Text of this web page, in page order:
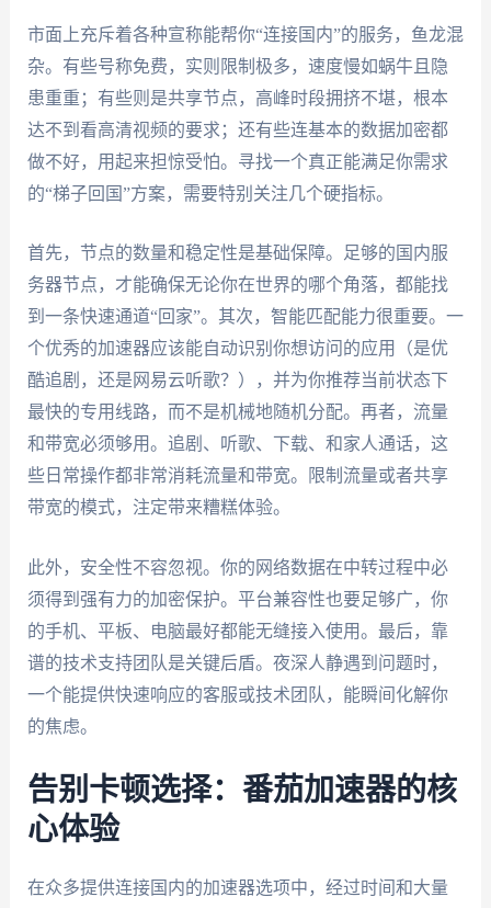
市面上充斥着各种宣称能帮你“连接国内”的服务，鱼龙混
杂。有些号称免费，实则限制极多，速度慢如蜗牛且隐
患重重；有些则是共享节点，高峰时段拥挤不堪，根本
达不到看高清视频的要求；还有些连基本的数据加密都
做不好，用起来担惊受怕。寻找一个真正能满足你需求
的“梯子回国”方案，需要特别关注几个硬指标。
首先，节点的数量和稳定性是基础保障。足够的国内服
务器节点，才能确保无论你在世界的哪个角落，都能找
到一条快速通道“回家”。其次，智能匹配能力很重要。一
个优秀的加速器应该能自动识别你想访问的应用（是优
酷追剧，还是网易云听歌？），并为你推荐当前状态下
最快的专用线路，而不是机械地随机分配。再者，流量
和带宽必须够用。追剧、听歌、下载、和家人通话，这
些日常操作都非常消耗流量和带宽。限制流量或者共享
带宽的模式，注定带来糟糕体验。
此外，安全性不容忽视。你的网络数据在中转过程中必
须得到强有力的加密保护。平台兼容性也要足够广，你
的手机、平板、电脑最好都能无缝接入使用。最后，靠
谱的技术支持团队是关键后盾。夜深人静遇到问题时，
一个能提供快速响应的客服或技术团队，能瞬间化解你
的焦虑。
告别卡顿选择：番茄加速器的核
心体验
在众多提供连接国内的加速器选项中，经过时间和大量